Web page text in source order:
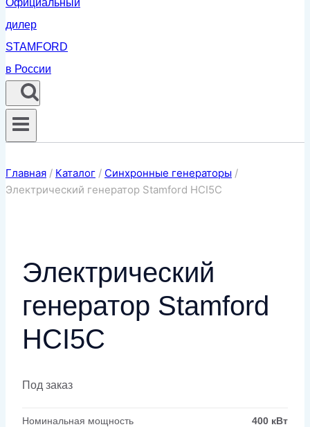
Главная / Каталог / Синхронные генераторы /
Электрический генератор Stamford HCI5C
Электрический
генератор Stamford
HCI5C
Под заказ
Номинальная мощность 400 кВт